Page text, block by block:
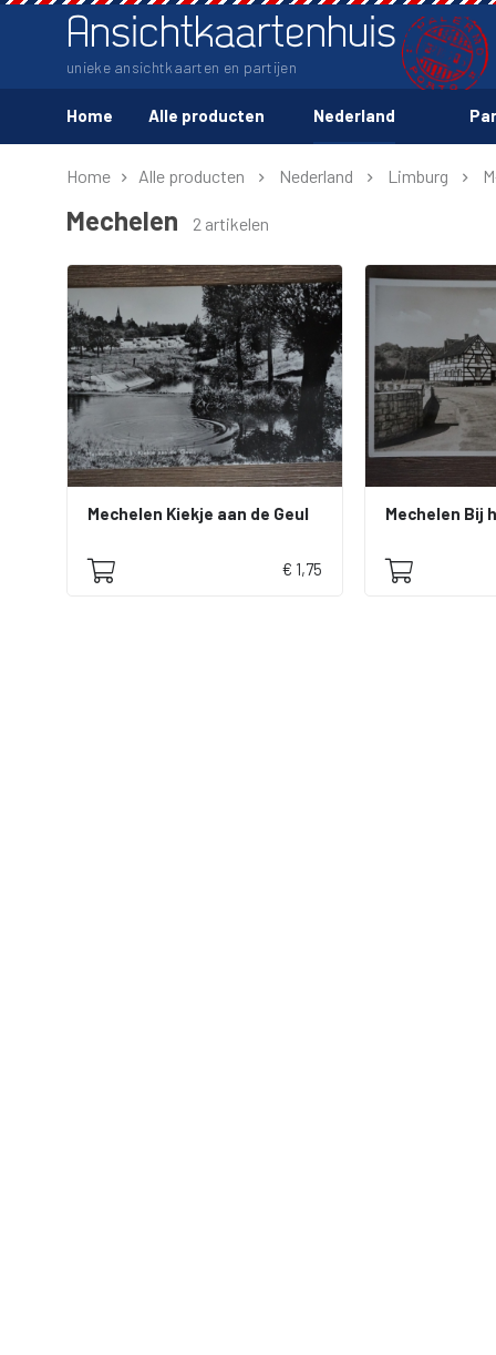
Ansichtkaartenhuis
unieke ansichtkaarten en partijen
Home Alle producten Nederland
Home Alle producten Nederland Limburg
Mechelen 2 artikelen
Mechelen Kiekje aan de Geul
€ 1,75
Mechelen Bij